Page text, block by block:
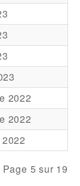
2022
2022
Page 5 sur 19